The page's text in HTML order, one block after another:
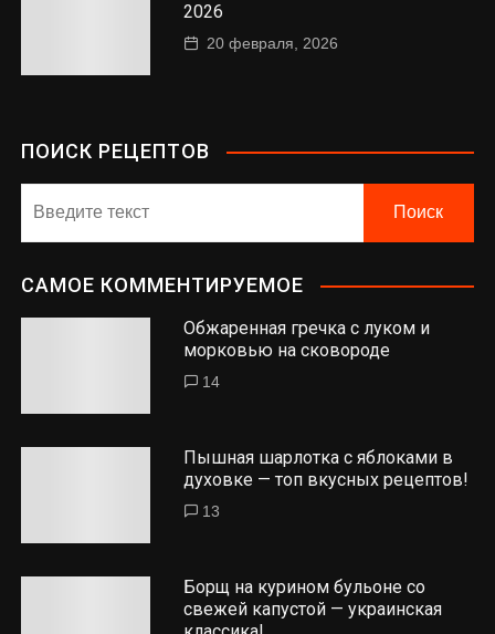
2026
20 февраля, 2026
ПОИСК РЕЦЕПТОВ
САМОЕ КОММЕНТИРУЕМОЕ
Обжаренная гречка с луком и
морковью на сковороде
14
Пышная шарлотка с яблоками в
духовке — топ вкусных рецептов!
13
Борщ на курином бульоне со
свежей капустой — украинская